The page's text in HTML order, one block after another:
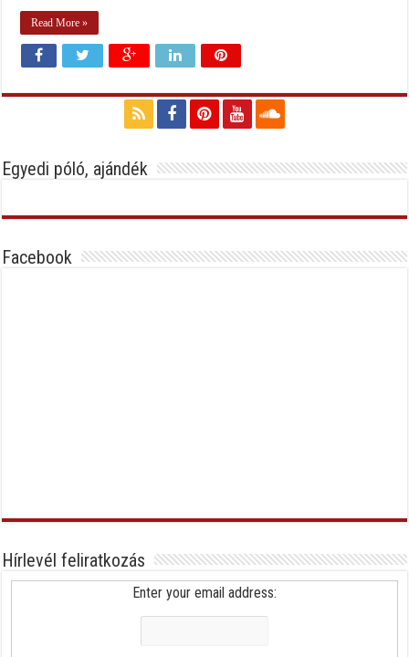
Read More »
Egyedi póló, ajándék
Facebook
Hírlevél feliratkozás
Enter your email address: